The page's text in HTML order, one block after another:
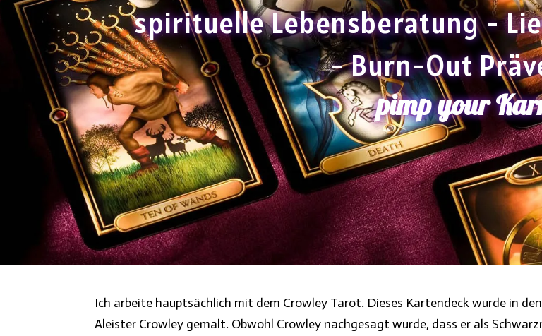
spirituelle Lebensberatung -
- Burn-Out
pimp your
Ich arbeite hauptsächlich mit dem Crowley Tarot. Dieses Kartendeck wurde in
Aleister Crowley gemalt. Obwohl Crowley nachgesagt wurde, dass er als